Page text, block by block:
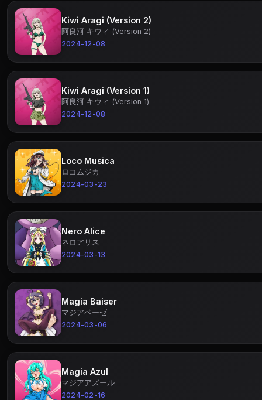
Kiwi Aragi (Version 2)
阿良河 キウィ (Version 2)
2024-12-08
Kiwi Aragi (Version 1)
阿良河 キウィ (Version 1)
2024-12-08
Loco Musica
ロコムジカ
2024-03-23
Nero Alice
ネロアリス
2024-03-13
Magia Baiser
マジアベーゼ
2024-03-06
Magia Azul
マジアアズール
2024-02-16